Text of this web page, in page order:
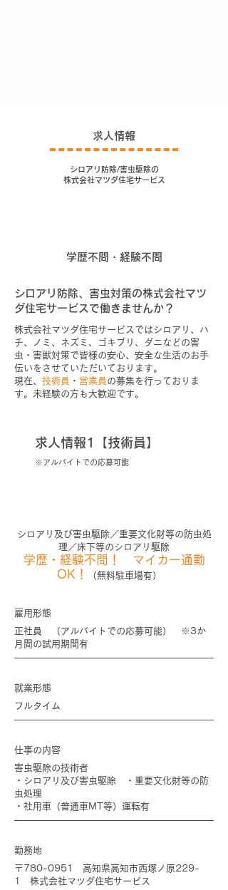
求人情報
シロアリ防除/害虫駆除の
株式会社マツダ住宅サービス
学歴不問・経験不問
シロアリ防除、害虫対策の株式会社マツ
ダ住宅サービスで働きませんか？
株式会社マツダ住宅サービスではシロアリ、ハ
チ、ノミ、ネズミ、ゴキブリ、ダニなどの害
虫・害獣対策で皆様の安心、安全な生活のお手
伝いをさせていただいております。
現在、 技術員 ・ 営業員 の募集を行っておりま
す。未経験の方も大歓迎です。
求人情報1【技術員】
※アルバイトでの応募可能
シロアリ及び害虫駆除／重要文化財等の防虫処
理／床下等のシロアリ駆除
学歴・経験不問！ マイカー通勤
OK！
（無料駐車場有）
雇用形態
正社員 （アルバイトでの応募可能） ※3か
月間の試用期間有
就業形態
フルタイム
仕事の内容
害虫駆除の技術者
・シロアリ及び害虫駆除 ・重要文化財等の防
虫処理
・社用車（普通車MT等）運転有
勤務地
〒780-0951 高知県高知市西塚ノ原229-
1 株式会社マツダ住宅サービス